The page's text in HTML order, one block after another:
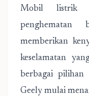
Mobil listrik
memberikan
keselamatan
berbagai
Geely mulai